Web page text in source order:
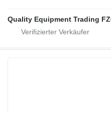
Quality Equipment Trading